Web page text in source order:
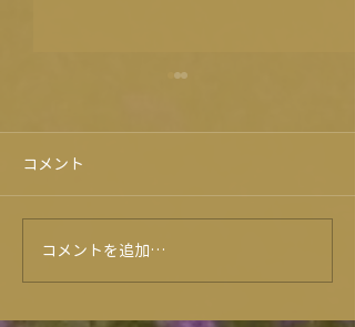
旭志牛試食会！？😍
コメント
コメントを追加…